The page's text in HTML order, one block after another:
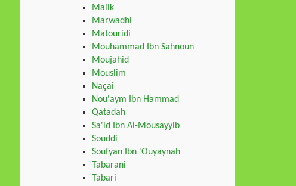
Malik
Marwadhi
Matouridi
Mouhammad Ibn Sahnoun
Moujahid
Mouslim
Naçai
Nou'aym Ibn Hammad
Qatadah
Sa'id Ibn Al-Mousayyib
Souddi
Soufyan Ibn 'Ouyaynah
Tabarani
Tabari